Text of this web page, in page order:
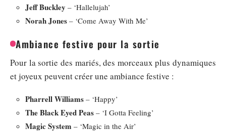
Jeff Buckley – ‘Hallelujah’
Norah Jones – ‘Come Away With Me’
Ambiance festive pour la sortie
Pour la sortie des mariés, des morceaux plus dynamiques
et joyeux peuvent créer une ambiance festive :
Pharrell Williams – ‘Happy’
The Black Eyed Peas – ‘I Gotta Feeling’
Magic System – ‘Magic in the Air’